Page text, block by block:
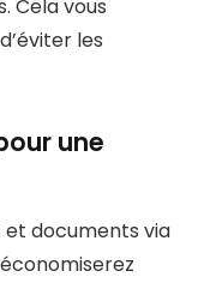
Cela vous
les
une
et documents via